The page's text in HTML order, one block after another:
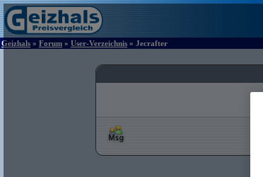
Geizhals » Forum » User-Verzeichnis » Jecrafter